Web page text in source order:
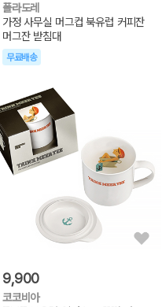
폴라도레
가정 사무실 머그컵 북유럽 커피잔
머그잔 받침대
무료배송
9,900
코코비아